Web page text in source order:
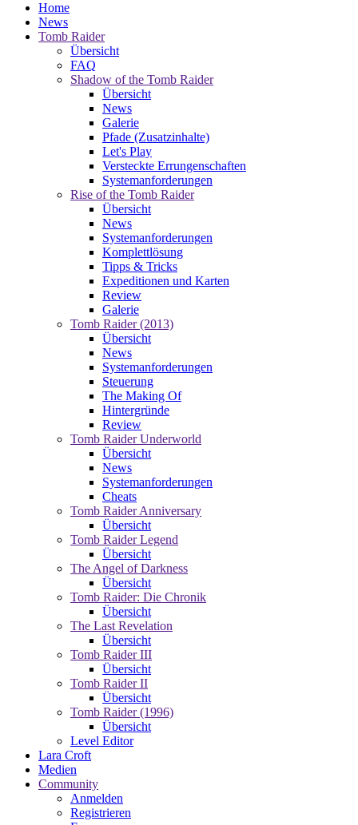
Home
News
Tomb Raider
Übersicht
FAQ
Shadow of the Tomb Raider
Übersicht
News
Galerie
Pfade (Zusatzinhalte)
Let's Play
Versteckte Errungenschaften
Systemanforderungen
Rise of the Tomb Raider
Übersicht
News
Systemanforderungen
Komplettlösung
Tipps & Tricks
Expeditionen und Karten
Review
Galerie
Tomb Raider (2013)
Übersicht
News
Systemanforderungen
Steuerung
The Making Of
Hintergründe
Review
Tomb Raider Underworld
Übersicht
News
Systemanforderungen
Cheats
Tomb Raider Anniversary
Übersicht
Tomb Raider Legend
Übersicht
The Angel of Darkness
Übersicht
Tomb Raider: Die Chronik
Übersicht
The Last Revelation
Übersicht
Tomb Raider III
Übersicht
Tomb Raider II
Übersicht
Tomb Raider (1996)
Übersicht
Level Editor
Lara Croft
Medien
Community
Anmelden
Registrieren